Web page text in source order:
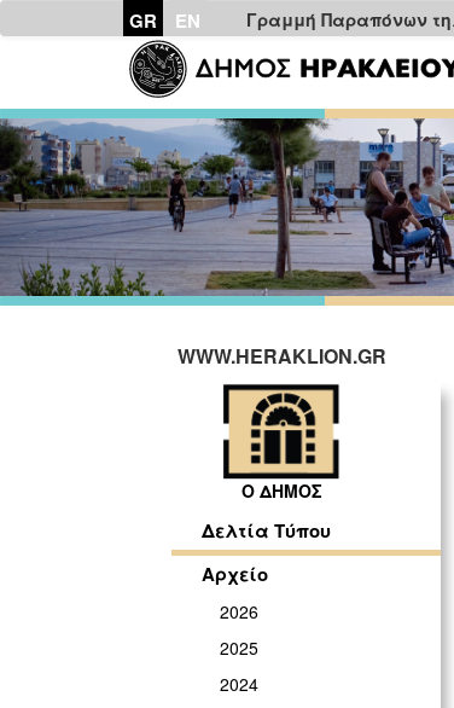
GR EN Γραμμή Παραπόνων
WWW.HERAKLION.GR
Ο ΔΗΜΟΣ
Δελτία Τύπου
Αρχείο
2026
2025
2024